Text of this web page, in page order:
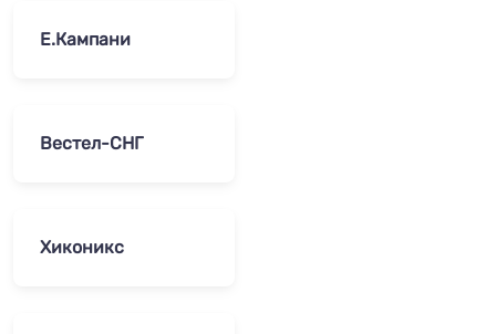
Е.Кампани
Вестел-СНГ
Хиконикс